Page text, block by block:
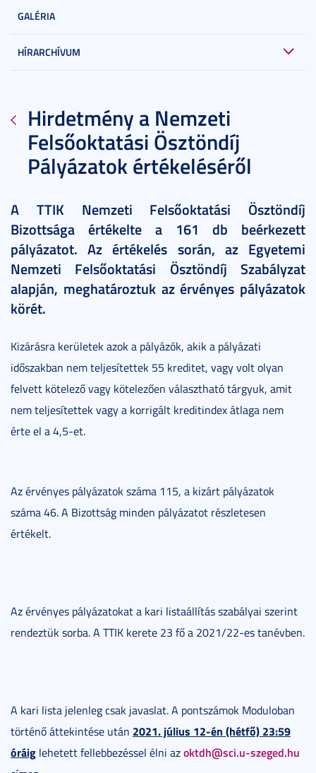
GALÉRIA
HÍRARCHÍVUM
Hirdetmény a Nemzeti
Felsőoktatási Ösztöndíj
Pályázatok értékeléséről
A TTIK Nemzeti Felsőoktatási Ösztöndíj
Bizottsága értékelte a 161 db beérkezett
pályázatot. Az értékelés során, az Egyetemi
Nemzeti Felsőoktatási Ösztöndíj Szabályzat
alapján, meghatároztuk az érvényes pályázatok
körét.
Kizárásra kerületek azok a pályázók, akik a pályázati
időszakban nem teljesítettek 55 kreditet, vagy volt olyan
felvett kötelező vagy kötelezően választható tárgyuk, amit
nem teljesítettek vagy a korrigált kreditindex átlaga nem
érte el a 4,5-et.
Az érvényes pályázatok száma 115, a kizárt pályázatok
száma 46. A Bizottság minden pályázatot részletesen
értékelt.
Az érvényes pályázatokat a kari listaállítás szabályai szerint
rendeztük sorba. A TTIK kerete 23 fő a 2021/22-es tanévben.
A kari lista jelenleg csak javaslat. A pontszámok Moduloban
történő áttekintése után 2021. július 12-én (hétfő) 23:59
óráig lehetett fellebbezéssel élni azoktdh@sci.u-szeged.hu